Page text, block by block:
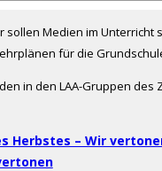
sollen Medien im
für die
in den LAA-Gruppen
Herbstes – Wir